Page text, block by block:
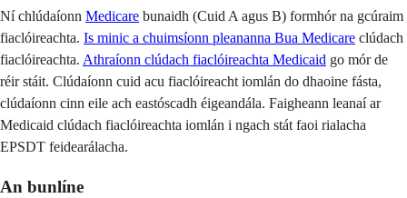
Ní chlúdaíonn Medicare bunaidh (Cuid A agus B) formhór na gcúraim
fiaclóireachta. Is minic a chuimsíonn pleananna Bua Medicare clúdach
fiaclóireachta. Athraíonn clúdach fiaclóireachta Medicaid go mór de
réir stáit. Clúdaíonn cuid acu fiaclóireacht iomlán do dhaoine fásta,
clúdaíonn cinn eile ach eastóscadh éigeandála. Faigheann leanaí ar
Medicaid clúdach fiaclóireachta iomlán i ngach stát faoi rialacha
EPSDT feidearálacha.
An bunlíne